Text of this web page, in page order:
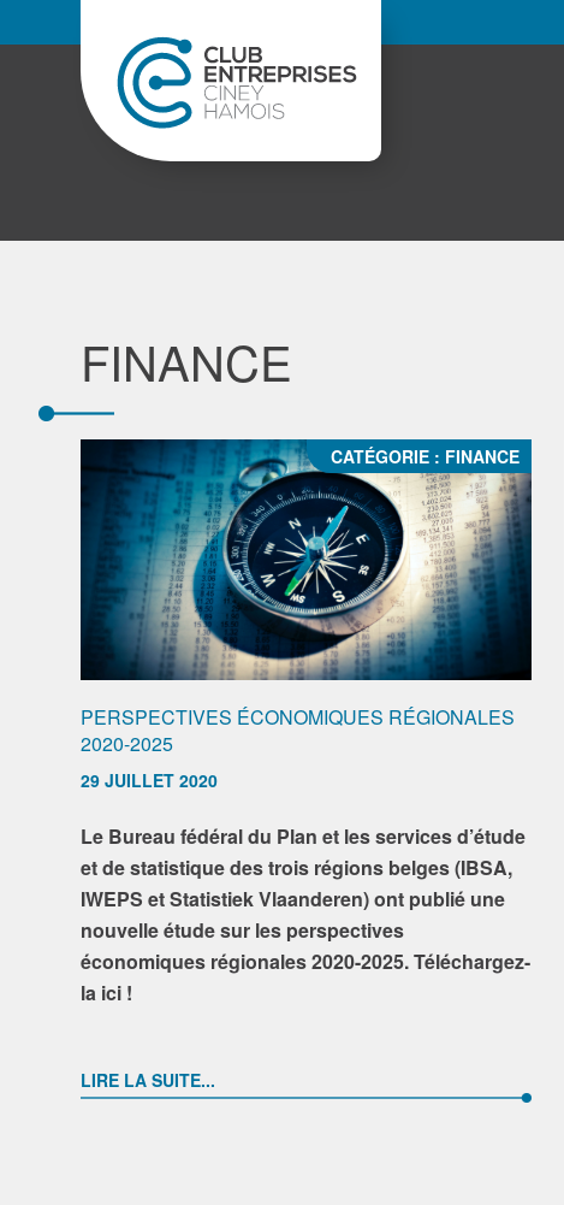
FINANCE
PERSPECTIVES ÉCONOMIQUES RÉGIONALES
2020-2025
29 JUILLET 2020
Le Bureau fédéral du Plan et les services d’étude
et de statistique des trois régions belges (IBSA,
IWEPS et Statistiek Vlaanderen) ont publié une
nouvelle étude sur les perspectives
économiques régionales 2020-2025. Téléchargez-
la ici !
CATÉGORIE : FINANCE
LIRE LA SUITE...